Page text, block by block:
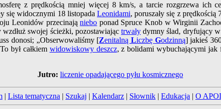
z prędkością mniej więcej 8 km/s, a tarcie rozgrzewa ich
się widocznymi 18 listopada Leonidami, poruszały się z
Leonidów przecinająniebo ponad Spruce Knob w Wirginii
swojej ścieżki, pozostawiając trwałydymny ślad, dryfujący w
donosi; „Obserwowaliśmy [Zenitalną Liczbę Godzinną] jakieś
był całkiem widowiskowy deszcz, z bolidami wybuchającymi jak
Jutro: liczenie opadającego pyłu kosmicznego
| Lista tematyczna | Szukaj | Kalendarz | Słownik | Edukacja | O